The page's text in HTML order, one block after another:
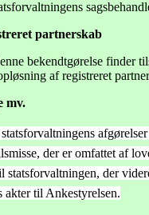
partnerskab
bekendtgørelse finder
af registreret
mv.
der er omfattet af
statsforvaltningen, der
akter til Ankestyrelsen.